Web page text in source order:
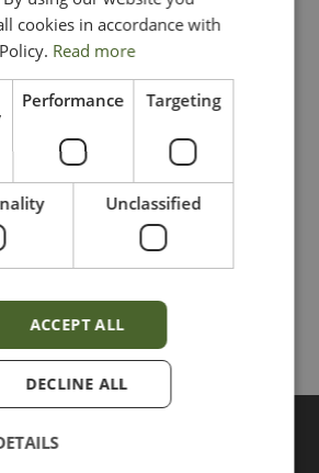
OliveHomes.com
de confidentialité
en vedette
populaires
actuelle
cookies in accordance with
Read more
Performance Targeting
Unclassified
ACCEPT ALL
DECLINE ALL